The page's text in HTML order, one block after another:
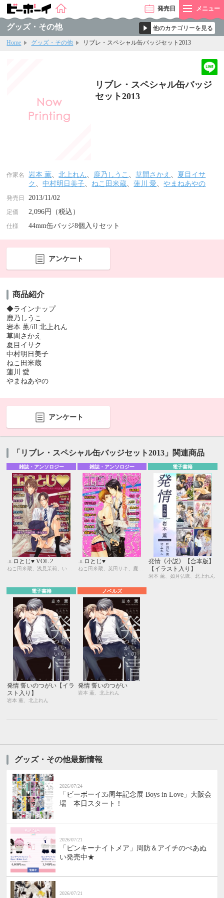
発売日 メニュー
グッズ・その他
Home グッズ・その他 リブレ・スペシャル缶バッジセット2013
リブレ・スペシャル缶バッジ
セット2013
作家名 岩本 薫、北上れん、 鹿乃しうこ 、草間さかえ 、 夏目イサ
ク 、中村明日美子、 ねこ田米蔵、蓮川 愛、やまねあやの
発売日 2013/11/02
定価 2,096円（税込）
仕様 44mm缶バッジ8個入りセット
アンケート
商品紹介
◆ラインナップ
鹿乃しうこ
岩本 薫/ill:北上れん
草間さかえ
夏目イサク
中村明日美子
ねこ田米蔵
蓮川 愛
やまねあやの
アンケート
「リブレ・スペシャル缶バッジセット2013」関連商品
雑誌・アンソロジー
エロとじ♥ VOL.2
雑誌・アンソロジー
エロとじ♥
電子書籍
発情《小説》【合本版】
【イラスト入り】
岩本 薫、如月弘鷹、北上れん
電子書籍
発情 誓いのつがい【イラ
スト入り】
岩本 薫、北上れん
ノベルズ
発情 誓いのつがい
岩本 薫、北上れん
グッズ・その他最新情報
2026/07/24
「ビーボーイ35周年記念展 Boys in Love」大阪会
場 本日スタート！
2026/07/21
「ピンキーナイトメア」周防＆アイチのぺあぬ
い発売中★
2026/07/21